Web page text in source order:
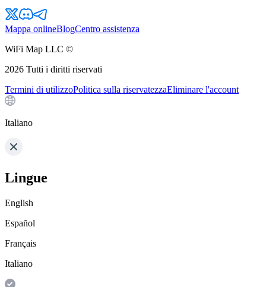
Mappa onlineBlogCentro assistenza
WiFi Map LLC ©
2026 Tutti i diritti riservati
Termini di utilizzoPolitica sulla riservatezzaEliminare l'account
Italiano
Lingue
English
Español
Français
Italiano